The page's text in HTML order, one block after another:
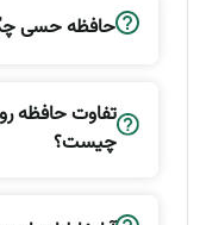
حافظه حسی
تفاوت حافظه
چیست؟